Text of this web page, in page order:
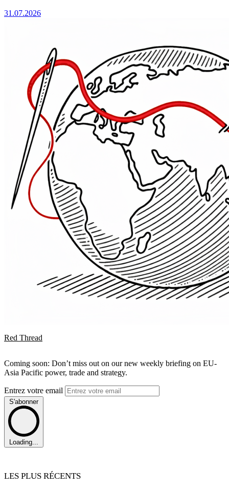
31.07.2026
Red Thread
Coming soon: Don’t miss out on our new weekly briefing on EU-
Asia Pacific power, trade and strategy.
Entrez votre email
S'abonner
Loading...
LES PLUS RÉCENTS